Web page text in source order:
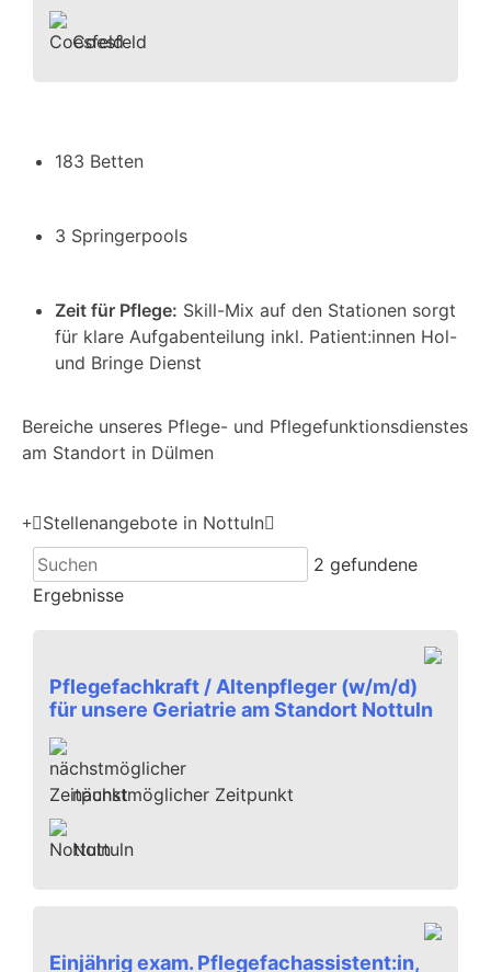
Coesfeld
183 Betten
3 Springerpools
Zeit für Pflege: Skill-Mix auf den Stationen sorgt
für klare Aufgabenteilung inkl. Patient:innen Hol-
und Bringe Dienst
Bereiche unseres Pflege- und Pflegefunktionsdienstes
am Standort in Dülmen
Stellenangebote in Nottuln
2 gefundene
Ergebnisse
Pflegefachkraft / Altenpfleger (w/m/d)
für unsere Geriatrie am Standort Nottuln
nächstmöglicher Zeitpunkt
Nottuln
Einjährig exam. Pflegefachassistent:in,